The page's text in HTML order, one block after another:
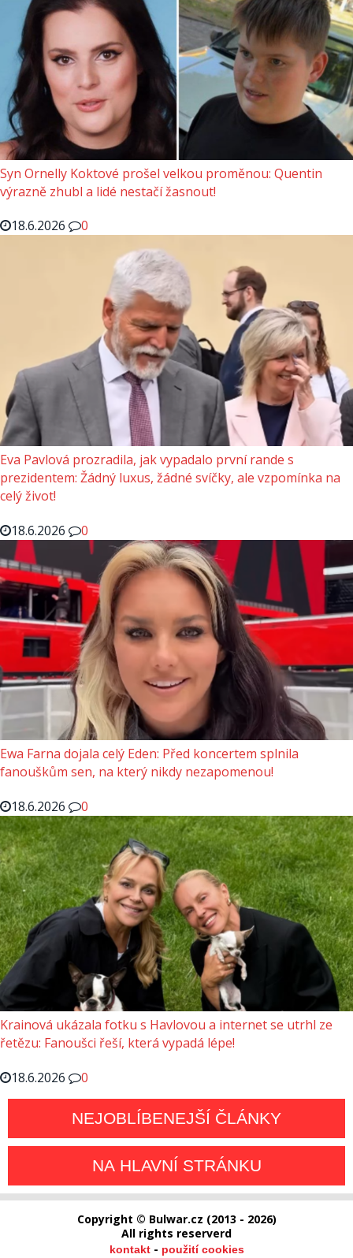
Syn Ornelly Koktové prošel velkou proměnou: Quentin
výrazně zhubl a lidé nestačí žasnout!
18.6.2026
0
Eva Pavlová prozradila, jak vypadalo první rande s
prezidentem: Žádný luxus, žádné svíčky, ale vzpomínka na
celý život!
18.6.2026
0
Ewa Farna dojala celý Eden: Před koncertem splnila
fanouškům sen, na který nikdy nezapomenou!
18.6.2026
0
Krainová ukázala fotku s Havlovou a internet se utrhl ze
řetězu: Fanoušci řeší, která vypadá lépe!
18.6.2026
0
NEJOBLÍBENEJŠÍ ČLÁNKY
NA HLAVNÍ STRÁNKU
Copyright © Bulwar.cz (2013 - 2026)
All rights reserverd
kontakt- použití cookies